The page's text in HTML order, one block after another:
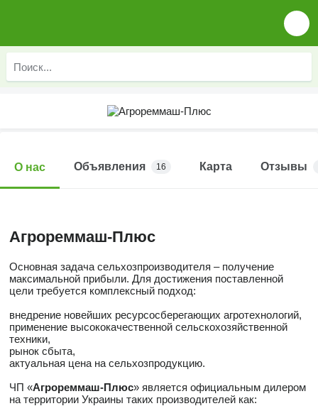
О нас Объявления 16 Карта Отзывы
Агрореммаш-Плюс
Основная задача сельхозпроизводителя – получение
максимальной прибыли. Для достижения поставленной
цели требуется комплексный подход:
внедрение новейших ресурсосберегающих агротехнологий,
применение высококачественной сельскохозяйственной
техники,
рынок сбыта,
актуальная цена на сельхозпродукцию.
ЧП «Агрореммаш-Плюс» является официальным дилером
на территории Украины таких производителей как: